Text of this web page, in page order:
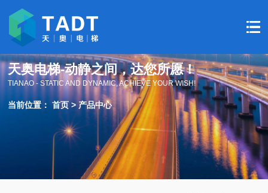
天奥电梯-动静之间，达您所愿！
TIANAO - STATIC AND DYNAMIC, ACHIEVE YOUR WISH!
当前位置：首页>产品中心